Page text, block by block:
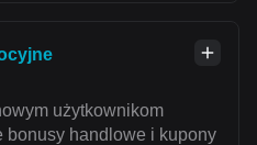
użytkownikom
bonusy handlowe i kupony